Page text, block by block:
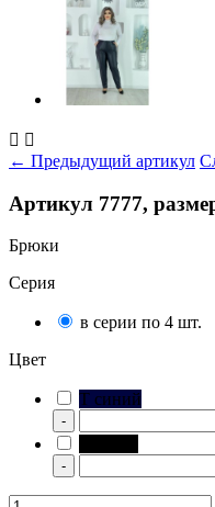
 
← Предыдущий артикул
Артикул 7777,
Брюки
Серия
в серии по 4 шт.
Цвет
Т синий
-
-